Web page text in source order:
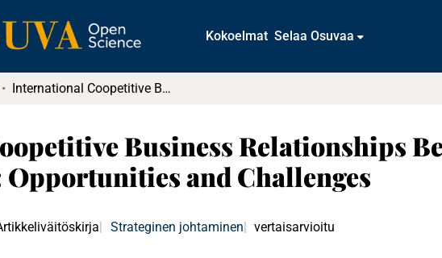
Kokoelmat Selaa Osuvaa
International Coopetitive Business Relationships Between European and Chinese Firms : Opportunities and Challenges
Business Relationships
Opportunities and Challenges
Strateginen johtaminen vertaisarvioitu